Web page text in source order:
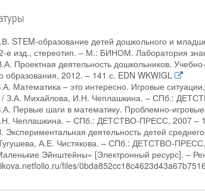
STEM-образование детей дошкольного и
е изд., стереотип. – М.: БИНОМ. Лаборатория
Проектная деятельность дошкольников.
образования, 2012. – 141 с. EDN WKWIGL
Математика – это интересно. Игровые
/ З.А. Михайлова, И.Н. Чеплашкина. – СПб.:
Первые шаги в математику. Проблемно-
Чеплашкина. – СПб.: ДЕТСТВО-ПРЕСС, 2007 –
Экспериментальная деятельность детей
А.Е. Чистякова. – СПб.: ДЕТСТВО-
Эйнштейны» [Электронный ресурс]. –
files/